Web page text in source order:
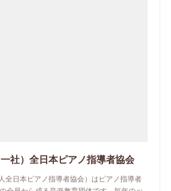
社）全日本ピアノ指導者協会
全日本ピアノ指導者協会）はピアノ指導者